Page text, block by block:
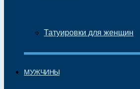
Татуировки для женщин
МУЖЧИНЫ